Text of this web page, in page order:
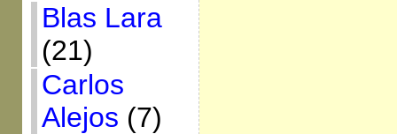
Blas Lara
(21)
Carlos
Alejos (7)